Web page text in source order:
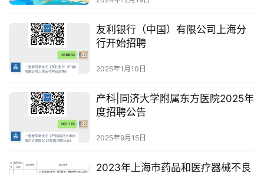
友利银行（中国）有限公司上海分
行开始招聘
2025年1月10日
产科|同济大学附属东方医院2025年
度招聘公告
2025年9月15日
2023年上海市药品和医疗器械不良